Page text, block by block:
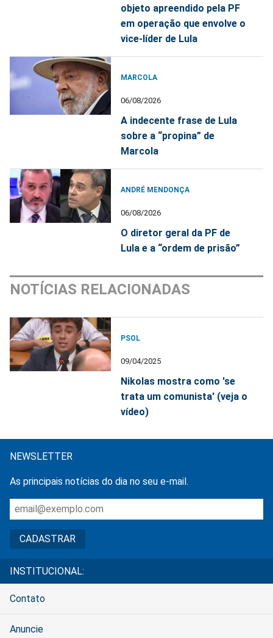
objeto apreendido pela PF
em operação que envolve o
vice-líder de Lula
MARCOLA
06/08/2026
A indecente frase de Lula
sobre a “propina” de
Marcola
ANDRÉ MENDONÇA
06/08/2026
O diretor geral da PF de
Lula e a “ordem de prisão”
NOTÍCIAS RELACIONADAS
PSOL
09/04/2025
Nikolas mostra como 'se
trata um comunista' (veja o
vídeo)
NEWSLETTER
As principais notícias do dia no seu e-mail.
INSTITUCIONAL:
Contato
Anuncie